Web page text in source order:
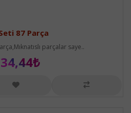
87 Parça
parçalar saye..